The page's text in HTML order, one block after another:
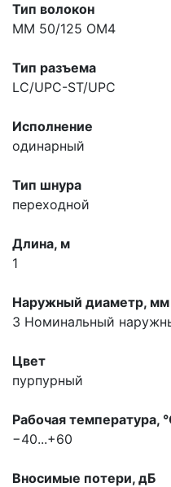
Тип волокон
MM 50/125 OM4
Тип разъема
LC/UPC-ST/UPC
Исполнение
одинарный
Тип шнура
переходной
Длина, м
1
Наружный диаметр, мм
3 Номинальный
Цвет
пурпурный
Рабочая температура,
−40...+60
Вносимые потери, дБ